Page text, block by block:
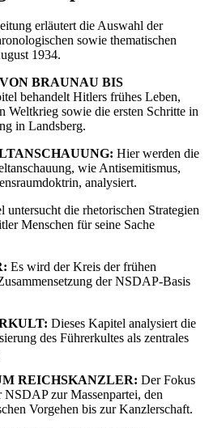
erläutert die Auswahl der
sowie thematischen
1934.
BRAUNAU BIS
behandelt Hitlers frühes Leben,
Weltkrieg sowie die ersten Schritte in
in Landsberg.
Hier werden die
wie Antisemitismus,
analysiert.
untersucht die rhetorischen Strategien
Menschen für seine Sache
Es wird der Kreis der frühen
der NSDAP-Basis
Dieses Kapitel analysiert die
des Führerkultes als zentrales
REICHSKANZLER: Der Fokus
zur Massenpartei, den
Vorgehen bis zur Kanzlerschaft.